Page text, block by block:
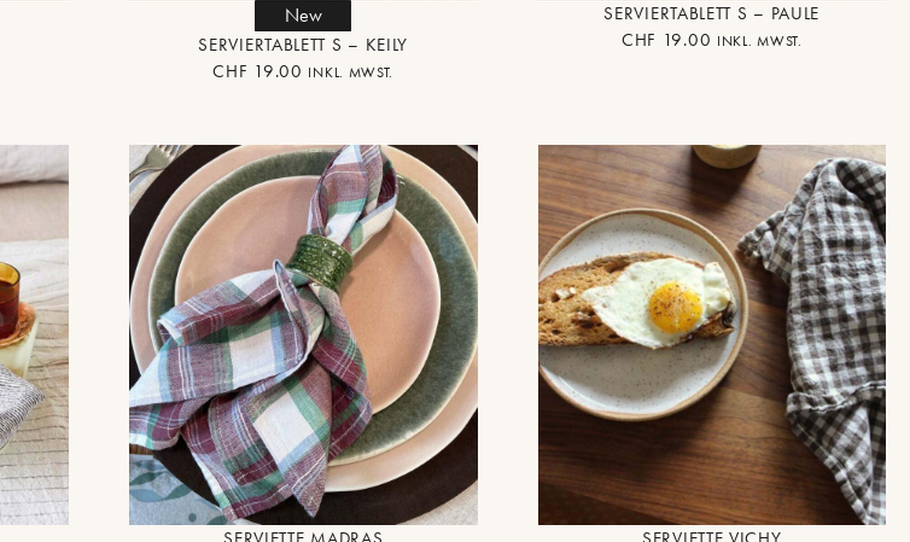
New
SERVIERTABLETT S – KEILY
CHF 19.00 INKL. MWST.
SERVIERTABLETT S – PAULE
CHF 19.00 INKL. MWST.